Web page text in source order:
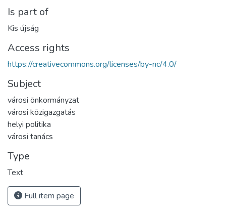
Is part of
Kis újság
Access rights
https://creativecommons.org/licenses/by-nc/4.0/
Subject
városi önkormányzat
városi közigazgatás
helyi politika
városi tanács
Type
Text
Full item page